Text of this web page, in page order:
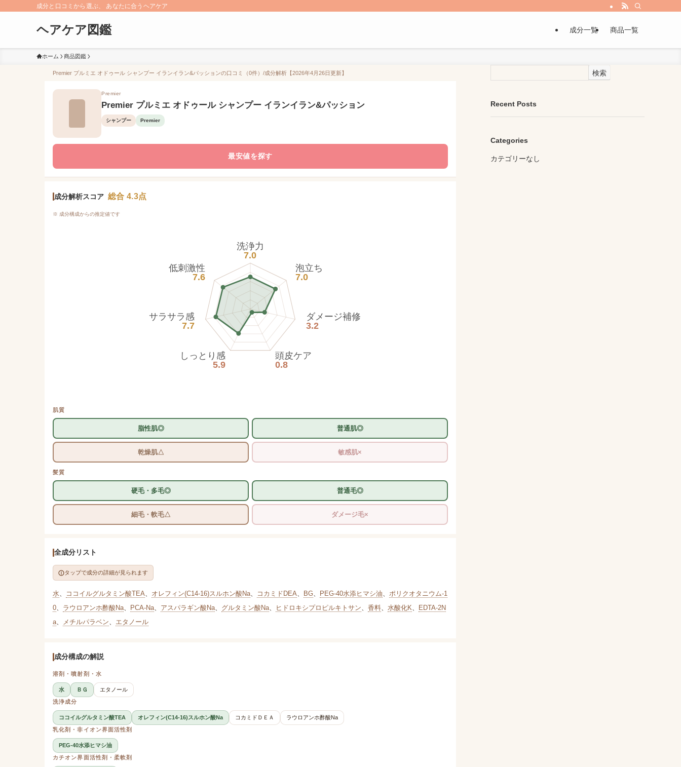
成分と口コミから選ぶ、 あなたに合うヘアケア
ヘアケア図鑑 成分一覧 商品一覧
ホーム 商品図鑑
Premier プルミエ オドゥール シャンプー イランイラン&パッションの口コミ（0件）/成分解析【2026年4月26日更新】
Premier
Premier プルミエ オドゥール シャンプー イランイラン&パッション
シャンプー Premier
最安値を探す
成分解析スコア 総合 4.3点
※ 成分構成からの推定値です
洗浄力
7.0
泡立ち
7.0
ダメージ補修
3.2
頭皮ケア
0.8
しっとり感
5.9
サラサラ感
7.7
低刺激性
7.6
肌質
脂性肌◎ 普通肌◎
乾燥肌△ 敏感肌×
髪質
硬毛・多毛◎ 普通毛◎
細毛・軟毛△ ダメージ毛×
全成分リスト
タップで成分の詳細が見られます
水、 ココイルグルタミン酸TEA、 オレフィン(C14-16)スルホン酸Na、 コカミドDEA、 BG、 PEG-40水添ヒマシ油、 ポリクオタニウム-1
0、 ラウロアンホ酢酸Na、 PCA-Na、 アスパラギン酸Na、 グルタミン酸Na、 ヒドロキシプロピルキトサン、 香料、 水酸化K、
EDTA-2N
a、 メチルパラベン、 エタノール
成分構成の解説
溶剤・噴射剤・水
水 ＢＧ
エタノール
洗浄成分
ココイルグルタミン酸TEA オレフィン(C14-16)スルホン酸Na コカミドＤＥＡ
ラウロアンホ酢酸Na
乳化剤・非イオン界面活性剤
PEG-40水添ヒマシ油
カチオン界面活性剤・柔軟剤
検索
Recent Posts
Categories
カテゴリーなし